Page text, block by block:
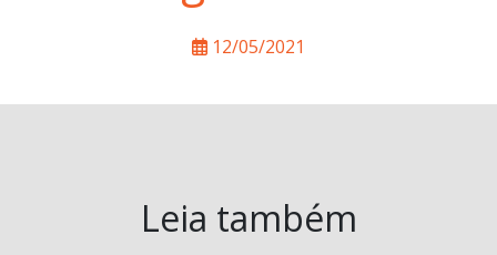
12/05/2021
Leia também